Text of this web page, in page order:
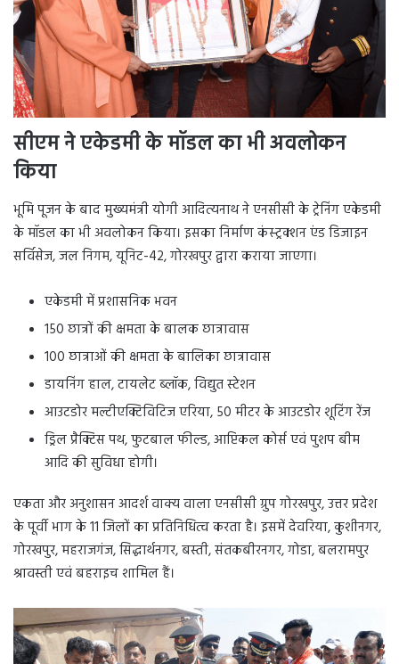
सीएम ने एकेडमी के मॉडल का भी अवलोकन
किया
भूमि पूजन के बाद मुख्यमंत्री योगी आदित्यनाथ ने एनसीसी के ट्रेनिंग एकेडमी
के मॉडल का भी अवलोकन किया। इसका निर्माण कंस्ट्रक्शन एंड डिजाइन
सर्विसेज, जल निगम, यूनिट-42, गोरखपुर द्वारा कराया जाएगा।
एकेडमी में प्रशासनिक भवन
150 छात्रों की क्षमता के बालक छात्रावास
100 छात्राओं की क्षमता के बालिका छात्रावास
डायनिंग हाल, टायलेट ब्लॉक, विद्युत स्टेशन
आउटडोर मल्टीएक्टिविटिज एरिया, 50 मीटर के आउटडोर शूटिंग रेंज
ड्रिल प्रैक्टिस पथ, फुटबाल फील्ड, आप्टिकल कोर्स एवं पुशप बीम
आदि की सुविधा होगी।
एकता और अनुशासन आदर्श वाक्य वाला एनसीसी ग्रुप गोरखपुर, उत्तर प्रदेश
के पूर्वी भाग के 11 जिलों का प्रतिनिधित्व करता है। इसमें देवरिया, कुशीनगर,
गोरखपुर, महराजगंज, सिद्धार्थनगर, बस्ती, संतकबीरनगर, गोडा, बलरामपुर
श्रावस्ती एवं बहराइच शामिल हैं।